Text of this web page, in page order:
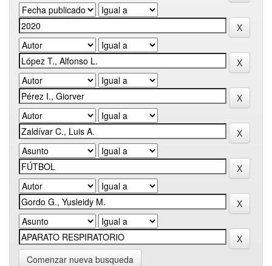
Comenzar nueva busqueda